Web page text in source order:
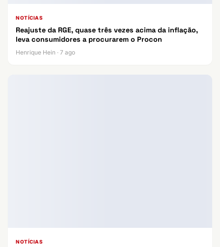
NOTÍCIAS
Reajuste da RGE, quase três vezes acima da inflação,
leva consumidores a procurarem o Procon
Henrique Hein · 7 ago
NOTÍCIAS